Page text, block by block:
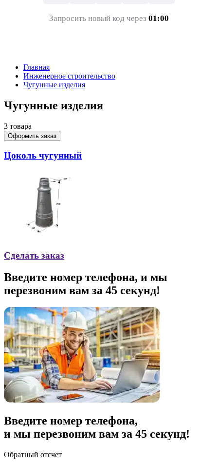
Запросить новый код через 01:00
Главная
Инженерное строительство
Чугунные изделия
Чугунные изделия
3 товара
Оформить заказ
Цоколь чугунный
Сделать заказ
Введите номер телефона, и мы
перезвоним вам за 45 секунд!
Введите номер телефона,
и мы перезвоним вам за 45 секунд!
Обратный отсчет